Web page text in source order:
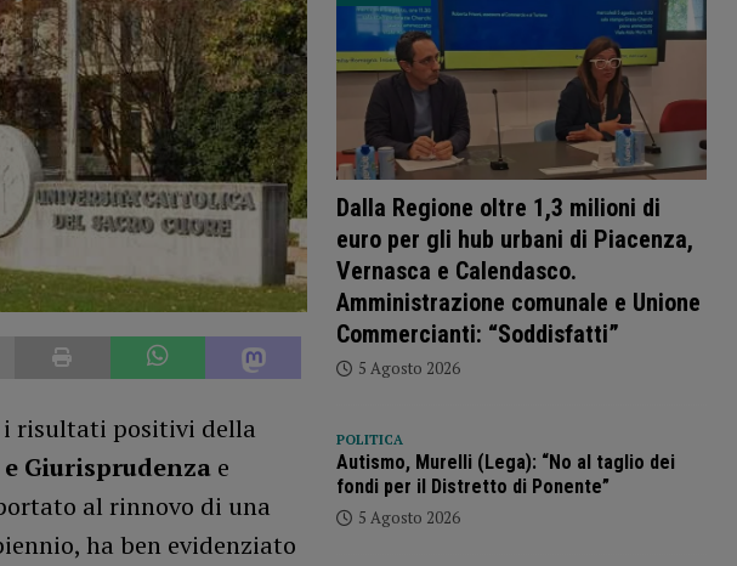
i risultati positivi della
Giurisprudenza e
al rinnovo di una
ha ben evidenziato
Dalla Regione oltre 1,3 milioni di
euro per gli hub urbani di Piacenza,
Vernasca e Calendasco.
Amministrazione comunale e Unione
Commercianti: “Soddisfatti”
5 Agosto 2026
POLITICA
Autismo, Murelli (Lega): “No al taglio dei
fondi per il Distretto di Ponente”
5 Agosto 2026